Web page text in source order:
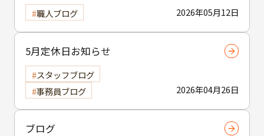
2026年05月12日
職人ブログ
5月定休日お知らせ
2026年04月26日
スタッフブログ
事務員ブログ
ブログ